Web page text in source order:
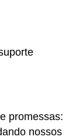
promessas:
nossos